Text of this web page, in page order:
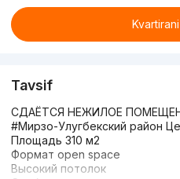
Tavsif
СДАЁТСЯ НЕЖИЛОЕ
#Мирзо-Улугбекский район
Площадь 310 м2
Формат open space
Высокий потолок